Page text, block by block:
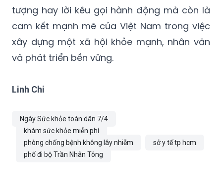
tượng hay lời kêu gọi hành động mà còn là
cam kết mạnh mẽ của Việt Nam trong việc
xây dựng một xã hội khỏe mạnh, nhân văn
và phát triển bền vững.
Linh Chi
Ngày Sức khỏe toàn dân 7/4
khám sức khỏe miễn phí
phòng chống bệnh không lây nhiễm
sở y tế tp hcm
phố đi bộ Trần Nhân Tông